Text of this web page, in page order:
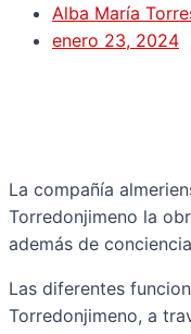
Alba María
enero 23, 2024
La compañía
Torredonjimeno la
además de
Las diferentes
Torredonjimeno, a